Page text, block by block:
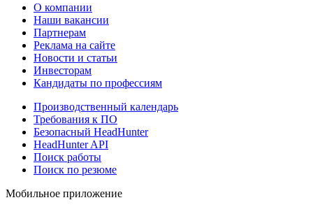
О компании
Наши вакансии
Партнерам
Реклама на сайте
Новости и статьи
Инвесторам
Кандидаты по профессиям
Производственный календарь
Требования к ПО
Безопасный HeadHunter
HeadHunter API
Поиск работы
Поиск по резюме
Мобильное приложение